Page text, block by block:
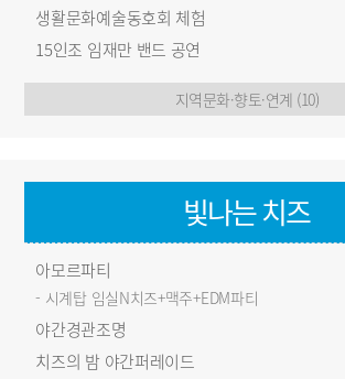
생활문화예술동호회 체험
15인조 임재만 밴드 공연
지역문화·향토·연계 (10)
빛나는 치즈
아모르파티
- 시계탑 임실N치즈+맥주+EDM파티
야간경관조명
치즈의 밤 야간퍼레이드